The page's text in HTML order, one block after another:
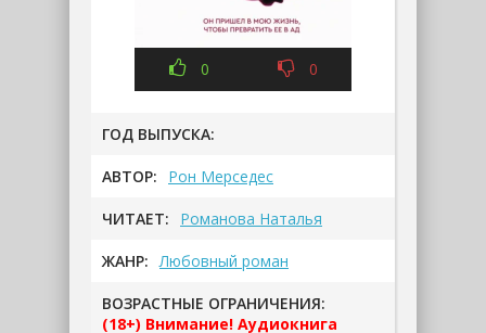
0 0
ГОД ВЫПУСКА:
АВТОР: Рон Мерседес
ЧИТАЕТ: Романова Наталья
ЖАНР: Любовный роман
ВОЗРАСТНЫЕ ОГРАНИЧЕНИЯ:
(18+) Внимание! Аудиокнига